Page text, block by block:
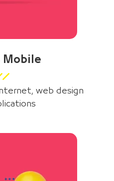
Mobile
web design